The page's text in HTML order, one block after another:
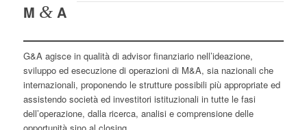
M &A
G&A agisce in qualità di advisor finanziario nell’ideazione,
sviluppo ed esecuzione di operazioni di M&A, sia nazionali che
internazionali, proponendo le strutture possibili più appropriate ed
assistendo società ed investitori istituzionali in tutte le fasi
dell’operazione, dalla ricerca, analisi e comprensione delle